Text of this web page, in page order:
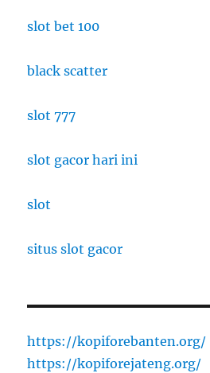
slot bet 100
black scatter
slot 777
slot gacor hari ini
slot
situs slot gacor
https://kopiforebanten.org/
https://kopiforejateng.org/